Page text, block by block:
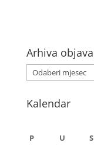
Arhiva objava
Kalendar
P U S